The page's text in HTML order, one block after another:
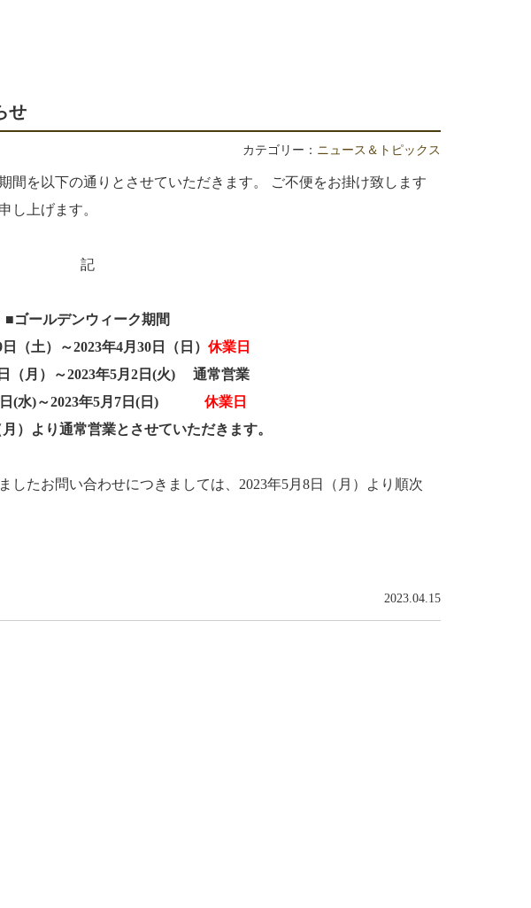
せ
カテゴリー： ニュース＆トピックス
間を以下の通りとさせていただきます。 ご不便をお掛け致します
し上げます。
記
■ゴールデンウィーク期間
（土）～2023年4月30日（日） 休業日
（月）～2023年5月2日(火) 通常営業
日(水)～2023年5月7日(日) 休業日
）より通常営業とさせていただきます。
たお問い合わせにつきましては、2023年5月8日（月）より順次
2023.04.15